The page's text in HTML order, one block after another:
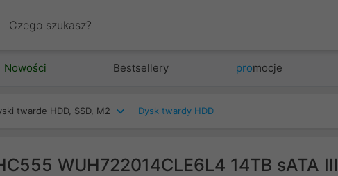
Nowości Bestsellery promocje
twarde HDD, SSD, M2 Dysk twardy HDD
WUH722014CLE6L4 14TB sATA III